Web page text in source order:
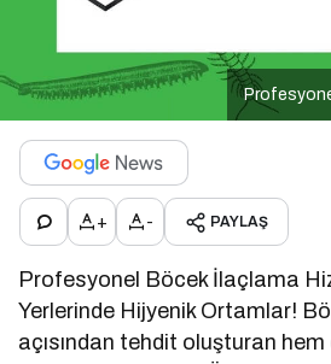
+ - PAYLAŞ
Profesyonel Böcek İlaçlama
Yerlerinde Hijyenik Ortamlar!
açısından tehdit oluşturan